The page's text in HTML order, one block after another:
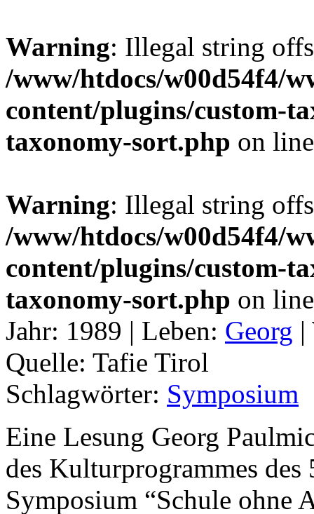
Warning: Illegal string
/www/htdocs/w00d54f4/
content/plugins/custom-
taxonomy-sort.php on
Warning: Illegal string
/www/htdocs/w00d54f4/
content/plugins/custom-
taxonomy-sort.php on
Jahr: 1989 | Leben: Georg |
Quelle: Tafie Tirol
Schlagwörter: Symposium
Eine Lesung Georg
des Kulturprogrammes des
Symposium “Schule ohne